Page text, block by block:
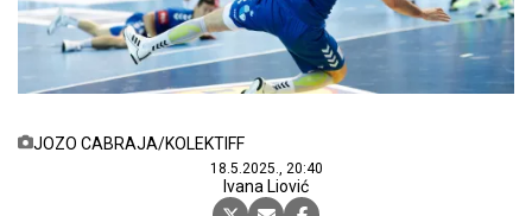
JOZO CABRAJA/KOLEKTIFF
18.5.2025., 20:40
Ivana Liović